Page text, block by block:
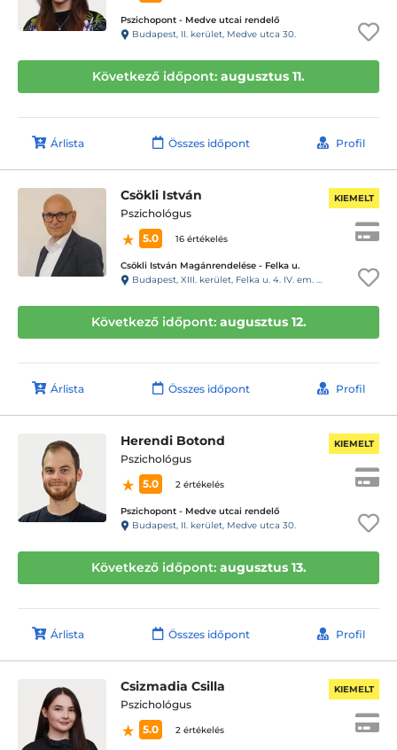
Pszichopont - Medve utcai rendelő
Budapest, II. kerület, Medve utca 30.
Következő időpont: augusztus 11.
Árlista Összes időpont Profil
Csökli István
Pszichológus
5.0
16 értékelés
Csökli István Magánrendelése - Felka u.
Budapest, XIII. kerület, Felka u. 4. IV. em. kaputelefon: 43
KIEMELT
Következő időpont: augusztus 12.
Árlista Összes időpont Profil
Herendi Botond
Pszichológus
5.0
2 értékelés
Pszichopont - Medve utcai rendelő
Budapest, II. kerület, Medve utca 30.
KIEMELT
Következő időpont: augusztus 13.
Árlista Összes időpont Profil
Csizmadia Csilla
Pszichológus
5.0
2 értékelés
KIEMELT